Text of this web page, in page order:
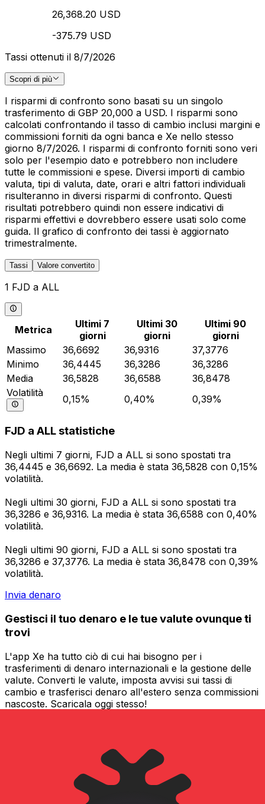
26,368.20 USD
-375.79 USD
Tassi ottenuti il 8/7/2026
Scopri di più
I risparmi di confronto sono basati su un singolo
trasferimento di GBP 20,000 a USD. I risparmi sono
calcolati confrontando il tasso di cambio inclusi margini e
commissioni forniti da ogni banca e Xe nello stesso
giorno 8/7/2026. I risparmi di confronto forniti sono veri
solo per l'esempio dato e potrebbero non includere
tutte le commissioni e spese. Diversi importi di cambio
valuta, tipi di valuta, date, orari e altri fattori individuali
risulteranno in diversi risparmi di confronto. Questi
risultati potrebbero quindi non essere indicativi di
risparmi effettivi e dovrebbero essere usati solo come
guida. Il grafico di confronto dei tassi è aggiornato
trimestralmente.
Tassi Valore convertito
1 FJD a ALL
Metrica
Ultimi 7
giorni
Ultimi 30
giorni
Ultimi 90
giorni
Massimo
36,6692 36,9316
37,3776
Minimo
36,4445 36,3286
36,3286
Media
36,5828 36,6588
36,8478
Volatilità
0,15% 0,40% 0,39%
FJD a ALL statistiche
Negli ultimi 7 giorni, FJD a ALL si sono spostati tra
36,4445 e 36,6692. La media è stata 36,5828 con 0,15%
volatilità.
Negli ultimi 30 giorni, FJD a ALL si sono spostati tra
36,3286 e 36,9316. La media è stata 36,6588 con 0,40%
volatilità.
Negli ultimi 90 giorni, FJD a ALL si sono spostati tra
36,3286 e 37,3776. La media è stata 36,8478 con 0,39%
volatilità.
Invia denaro
Gestisci il tuo denaro e le tue valute ovunque ti
trovi
L'app Xe ha tutto ciò di cui hai bisogno per i
trasferimenti di denaro internazionali e la gestione delle
valute. Converti le valute, imposta avvisi sui tassi di
cambio e trasferisci denaro all'estero senza commissioni
nascoste. Scaricala oggi stesso!